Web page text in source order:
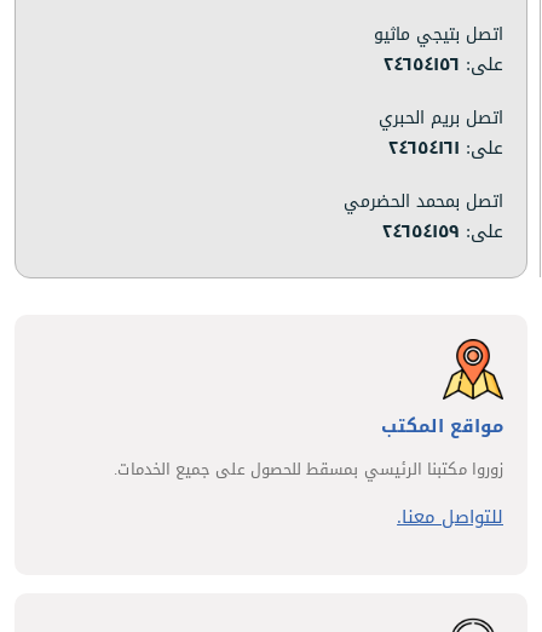
اتصل بتيجي ماثيو
على: ٢٤٦٥٤١٥٦
اتصل بريم الحبري
على: ٢٤٦٥٤١٦١
اتصل بمحمد الحضرمي
على: ٢٤٦٥٤١٥٩
مواقع المكتب
زوروا مكتبنا الرئيسي بمسقط للحصول على جميع الخدمات.
للتواصل معنا.